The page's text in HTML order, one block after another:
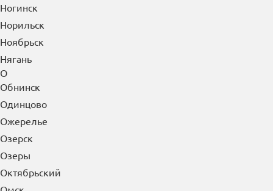
Новоуральск
Новочебоксарск
Новочеркасск
Новошахтинск
Новый Уренгой
Ногинск
Норильск
Ноябрьск
Нягань
О
Обнинск